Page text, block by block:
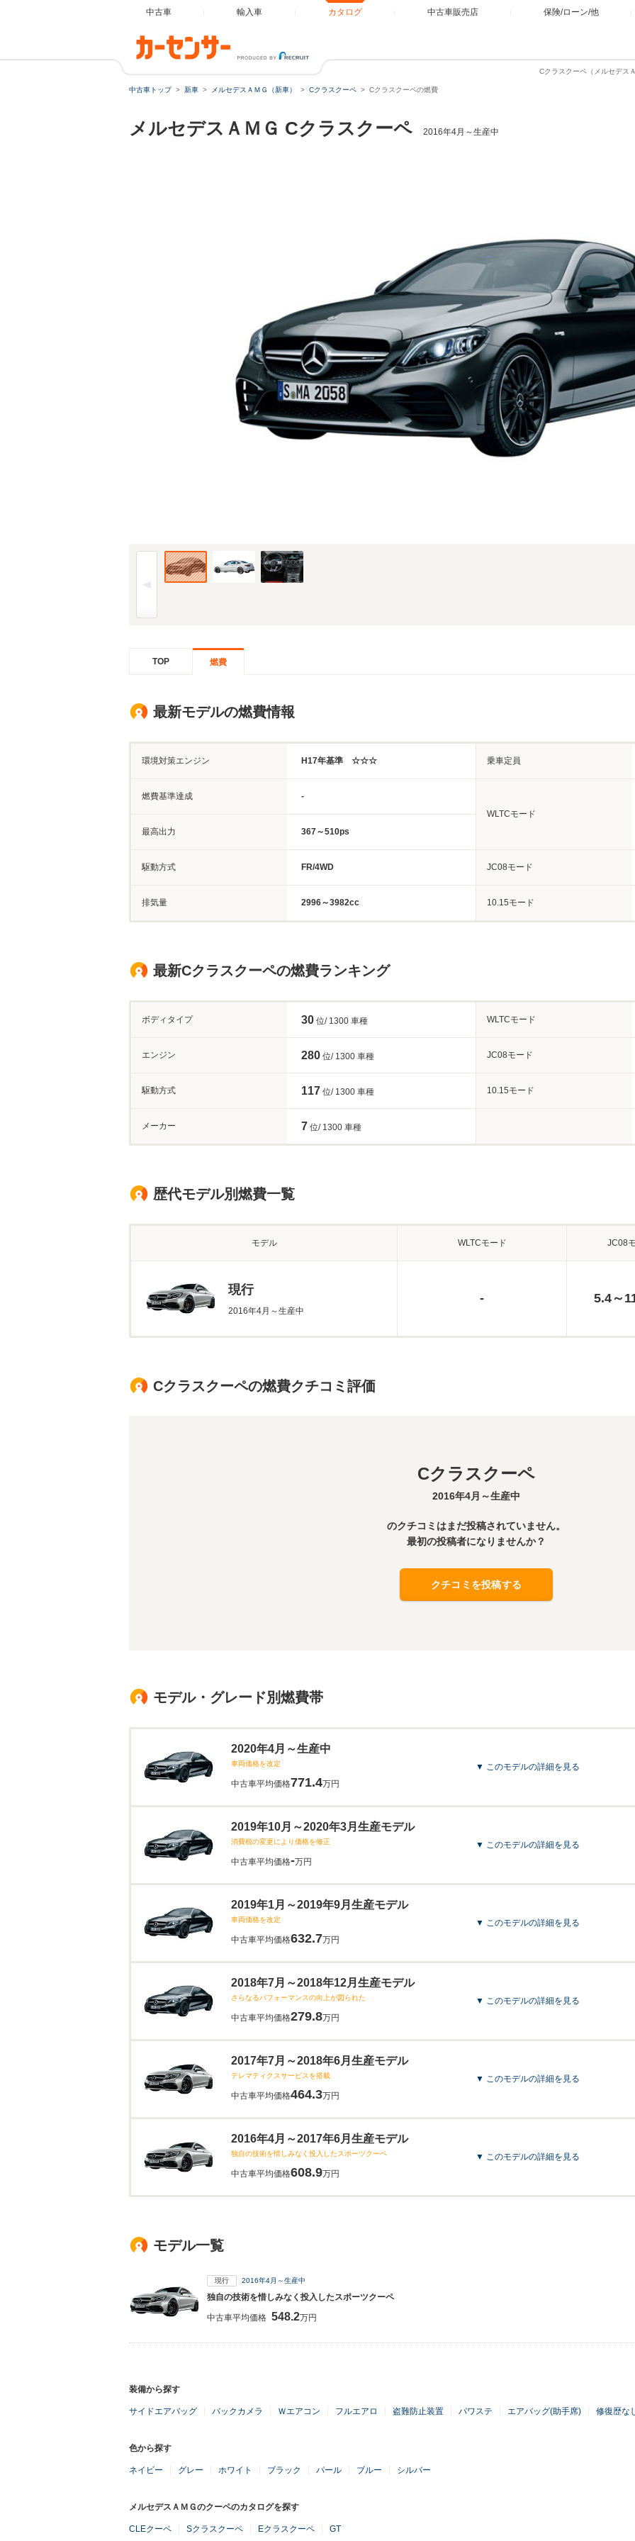
中古車 輸入車 カタログ 中古車販売店 保険/ローン/他
Cクラスクーペ（メルセデス
中古車トップ 新車 メルセデスＡＭＧ（新車） Cクラスクーペ Cクラスクーペの燃費
メルセデスＡＭＧ Cクラスクーペ 2016年4月～生産中
18年(H30)7月、MC時のフロント。写真は本国仕様の為、一部異なる場合があります (1/3枚)
TOP 燃費
最新モデルの燃費情報
環境対策エンジン H17年基準 ☆☆☆ 乗車定員
燃費基準達成
-
WLTCモード
最高出力
367～510ps
駆動方式 FR/4WD JC08モード
排気量 2996～3982cc 10.15モード
最新Cクラスクーペの燃費ランキング
ボディタイプ 30 位/ 1300 車種 WLTCモード
エンジン 280 位/ 1300 車種 JC08モード
駆動方式 117 位/ 1300 車種 10.15モード
メーカー 7 位/ 1300 車種
歴代モデル別燃費一覧
モデル WLTCモード JC08
現行
2016年4月～生産中
- 5.4～
Cクラスクーペの燃費クチコミ評価
Cクラスクーペ
2016年4月～生産中
のクチコミはまだ投稿されていません。
最初の投稿者になりませんか？
クチコミを投稿する
モデル・グレード別燃費帯
2020年4月～生産中
車両価格を改定
中古車平均価格771.4万円
▼ このモデルの詳細を見る
2019年10月～2020年3月生産モデル
消費税の変更により価格を修正
中古車平均価格-万円
▼ このモデルの詳細を見る
2019年1月～2019年9月生産モデル
車両価格を改定
中古車平均価格632.7万円
▼ このモデルの詳細を見る
2018年7月～2018年12月生産モデル
さらなるパフォーマンスの向上が図られた
中古車平均価格279.8万円
▼ このモデルの詳細を見る
2017年7月～2018年6月生産モデル
テレマティクスサービスを搭載
中古車平均価格464.3万円
▼ このモデルの詳細を見る
2016年4月～2017年6月生産モデル
独自の技術を惜しみなく投入したスポーツクーペ
中古車平均価格608.9万円
▼ このモデルの詳細を見る
モデル一覧
現行 2016年4月～生産中
独自の技術を惜しみなく投入したスポーツクーペ
中古車平均価格 548.2万円
装備から探す
サイドエアバッグ バックカメラ Ｗエアコン フルエアロ 盗難防止装置 パワステ エアバッグ(助手席) 修復歴な
色から探す
ネイビー グレー ホワイト ブラック パール ブルー シルバー
メルセデスＡＭＧのクーペのカタログを探す
CLEクーペ Sクラスクーペ Eクラスクーペ GT